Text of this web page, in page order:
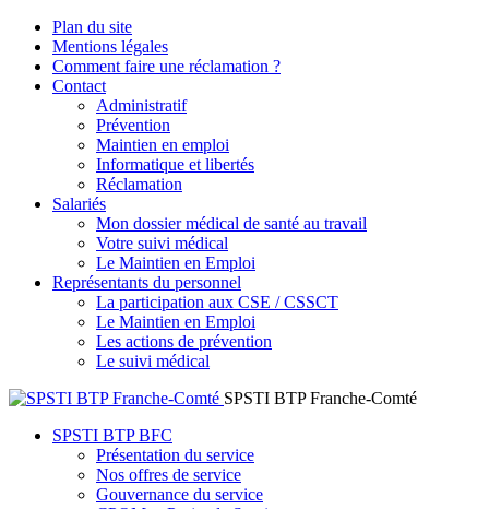
Plan du site
Mentions légales
Comment faire une réclamation ?
Contact
Administratif
Prévention
Maintien en emploi
Informatique et libertés
Réclamation
Salariés
Mon dossier médical de santé au travail
Votre suivi médical
Le Maintien en Emploi
Représentants du personnel
La participation aux CSE / CSSCT
Le Maintien en Emploi
Les actions de prévention
Le suivi médical
SPSTI BTP Franche-Comté
SPSTI BTP BFC
Présentation du service
Nos offres de service
Gouvernance du service
Marine HAAS
Responsable des pôles Formation et Santé du Végétal
Site de Beaune
1, Rue Jean-Baptiste Gambut/21 200 Beaune
"/>
Cette adresse e-mail est protégée contre les robots
activer le JavaScript pour la visualiser.">mhaas@fredonbfc.fr
03 80 25 95 45(standard)
Suivez-nous sur "/>